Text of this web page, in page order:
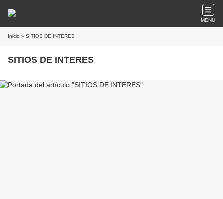
MENU
Inicio » SITIOS DE INTERES
SITIOS DE INTERES